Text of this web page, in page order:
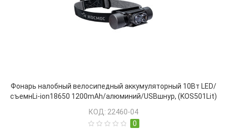
Фонарь налобный велосипедный аккумуляторный 10Вт LED/
съемнLi-ion18650 1200mAh/алюминий/USBшнур, (KOS501Lit)
КОД: 22460-04
0